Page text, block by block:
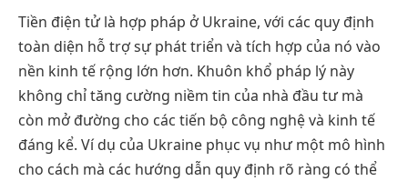
Tiền điện tử là hợp pháp ở Ukraine, với các quy định
toàn diện hỗ trợ sự phát triển và tích hợp của nó vào
nền kinh tế rộng lớn hơn. Khuôn khổ pháp lý này
không chỉ tăng cường niềm tin của nhà đầu tư mà
còn mở đường cho các tiến bộ công nghệ và kinh tế
đáng kể. Ví dụ của Ukraine phục vụ như một mô hình
cho cách mà các hướng dẫn quy định rõ ràng có thể